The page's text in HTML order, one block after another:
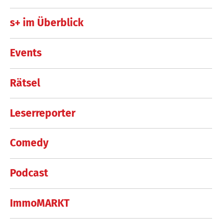
s+ im Überblick
Events
Rätsel
Leserreporter
Comedy
Podcast
ImmoMARKT